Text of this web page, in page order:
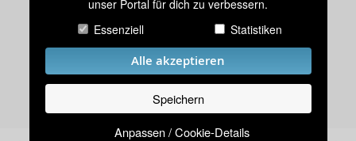
unser Portal für dich zu verbessern.
Essenziell
Statistiken
Alle akzeptieren
Speichern
Anpassen / Cookie-Details